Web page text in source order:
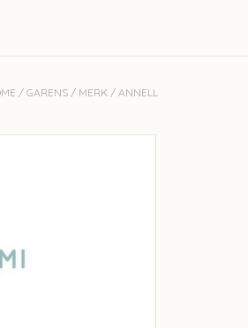
/ GARENS / MERK / ANNELL